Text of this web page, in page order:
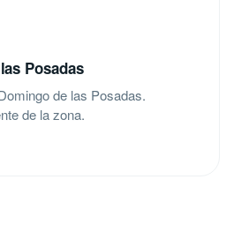
Posadas
de las Posadas.
de la zona.